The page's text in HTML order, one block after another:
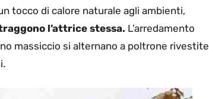
tocco di calore naturale agli ambienti,
l’attrice stessa. L’arredamento
massiccio si alternano a poltrone rivestite